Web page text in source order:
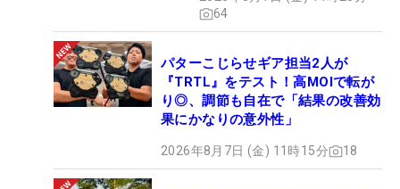
64
パターこじらせギア担当2人が
『TRTL』をテスト！高MOIで転が
り◎、調節も自在で「結果の改善効
果にかなりの意外性」
2026年8月7日 (金) 11時15分 18